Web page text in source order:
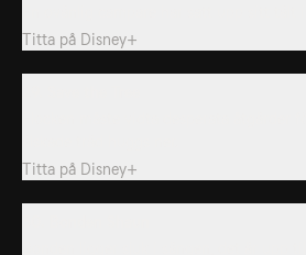
Titta på Disney+
Titta på Disney+